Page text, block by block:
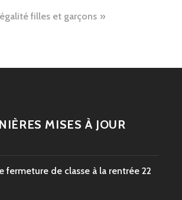
filles et garçons
MISES À JOUR
fermeture de classe à la rentrée 22